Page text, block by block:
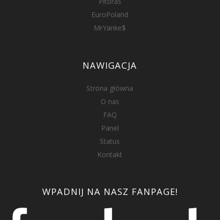
EuroPoland
MrYanke$
NAWIGACJA
Strona główna
O nas
FAQ
Panel
Status
Kontakt
WPADNIJ NA NASZ FANPAGE!